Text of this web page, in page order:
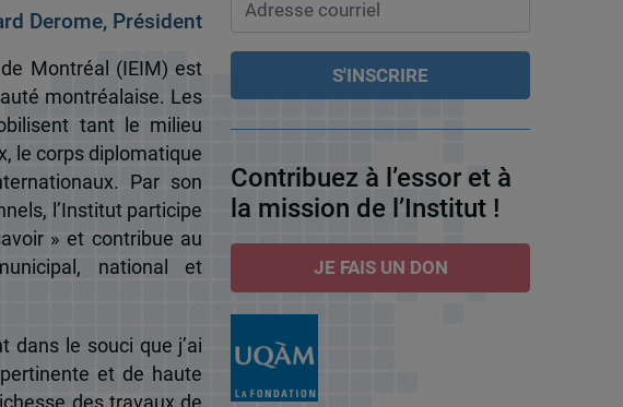
Derome, Président
Montréal (IEIM) est
montréalaise. Les
tant le milieu
le corps diplomatique
Par son
l’Institut participe
» et contribue au
national et
dans le souci que j’ai
et de haute
des travaux de
Contribuez à l’essor et à
la mission de l’Institut !
JE FAIS UN DON